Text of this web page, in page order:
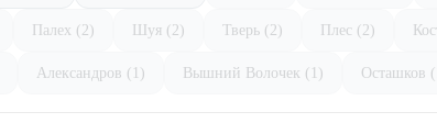
Палех (2) Шуя (2) Тверь (2) Плес (2)
Александров (1) Вышний Волочек (1) Осташков